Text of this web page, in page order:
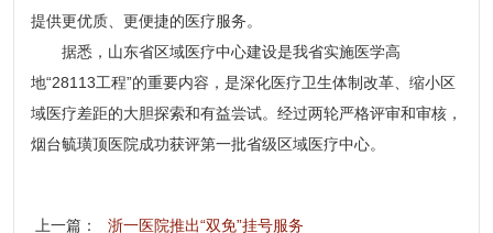
提供更优质、更便捷的医疗服务。
据悉，山东省区域医疗中心建设是我省实施医学高
地“28113工程”的重要内容，是深化医疗卫生体制改革、缩小区
域医疗差距的大胆探索和有益尝试。经过两轮严格评审和审核，
烟台毓璜顶医院成功获评第一批省级区域医疗中心。
上一篇： 浙一医院推出“双免”挂号服务